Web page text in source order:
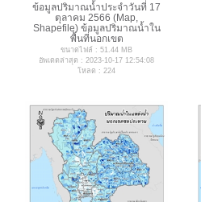
ข้อมูลปริมาณน้ำประจำวันที่ 17
ตุลาคม 2566 (Map,
Shapefile) ข้อมูลปริมาณน้ำใน
พื้นที่นอกเขต
ขนาดไฟล์ : 51.44 MB
อัพเดตล่าสุด : 2023-10-17 12:54:08
โหลด : 224